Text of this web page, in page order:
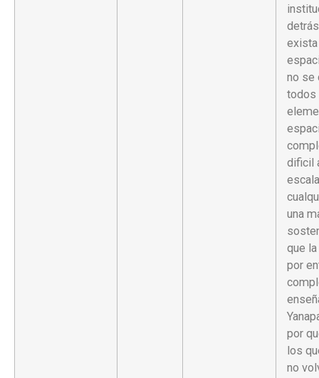
no se
todos
dificil
una
que
por
por
los
no